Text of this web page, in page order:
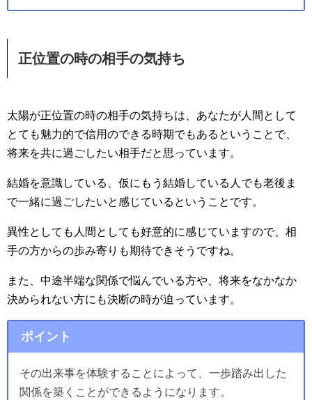
正位置の時の相手の気持ち
太陽が正位置の時の相手の気持ちは、あなたが人間として
とても魅力的で信用のできる時期でもあるということで、
将来を共に過ごしたい相手だと思っています。
結婚を意識している、仮にもう結婚している人でも老後ま
で一緒に過ごしたいと感じているということです。
異性としても人間としても好意的に感じていますので、相
手の方からの歩み寄りも期待できそうですね。
また、中途半端な関係で悩んでいる方や、将来をなかなか
決められない方にも決断の時が迫っています。
ポイント
その出来事を体験することによって、一歩踏み出した
関係を築くことができるようになります。